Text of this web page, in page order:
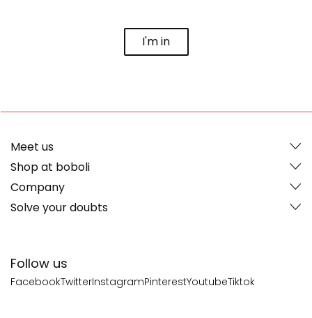
I'm in
Follow us
FacebookTwitterInstagramPinterestYoutubeTiktok
Meet us
Shop at boboli
Company
Solve your doubts